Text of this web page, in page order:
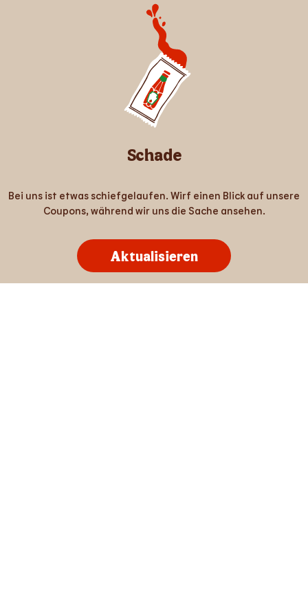
Schade
Bei uns ist etwas schiefgelaufen. Wirf einen Blick auf unsere
Coupons, während wir uns die Sache ansehen.
Aktualisieren